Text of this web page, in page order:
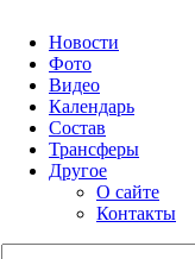
Новости
Фото
Видео
Календарь
Состав
Трансферы
Другое
О сайте
Контакты